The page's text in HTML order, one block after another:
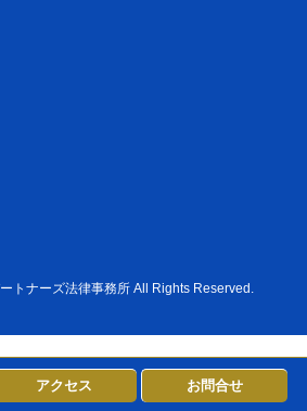
トナーズ法律事務所 All Rights Reserved.
アクセス お問合せ